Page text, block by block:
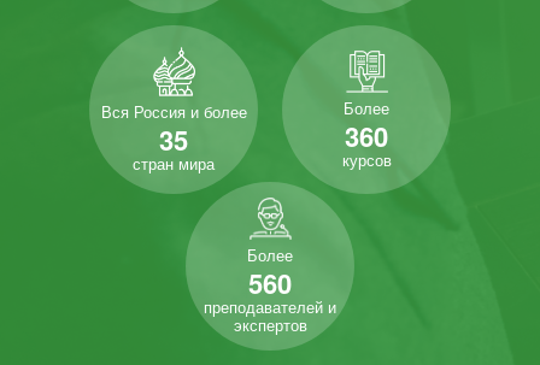
Вся Россия и более
35
стран мира
Более
360
курсов
Более
560
преподавателей и
экспертов